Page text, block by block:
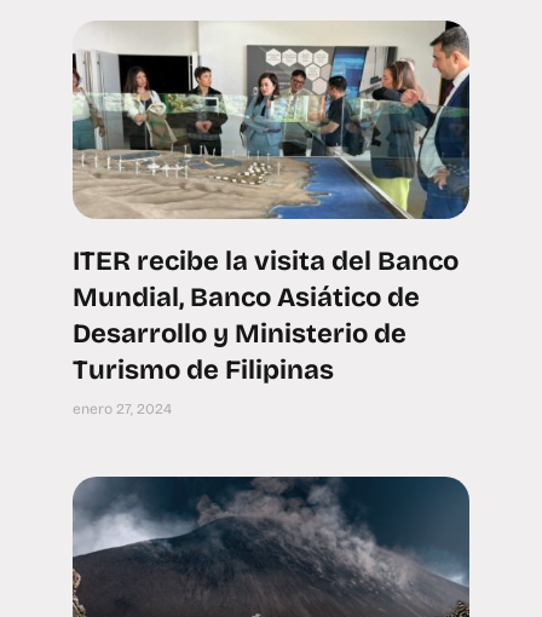
ITER recibe la visita del Banco
Mundial, Banco Asiático de
Desarrollo y Ministerio de
Turismo de Filipinas
enero 27, 2024